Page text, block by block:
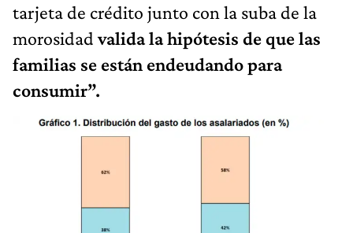
tarjeta de crédito junto con la suba de la
morosidadvalida la hipótesis de que las
familias se están endeudando para
consumir”.